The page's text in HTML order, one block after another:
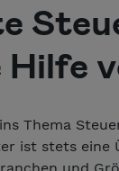
Hilfe
Thema
ist stets eine